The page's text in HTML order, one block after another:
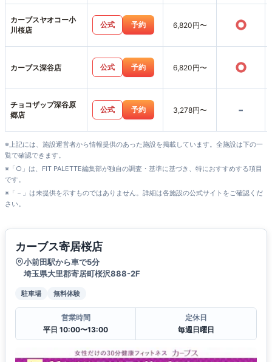
カーブスヤオコー小
川桜店
公式 予約 6,820円〜 ○
カーブス深谷店 公式 予約 6,820円〜 ○
チョコザップ深谷原
郷店
公式 予約 3,278円〜 -
※上記には、施設運営者から情報提供のあった施設を掲載しています。全施設は下の一
覧で確認できます。
※「○」は、FIT PALETTE編集部が独自の調査・基準に基づき、特におすすめする項目
です。
※「－」は未提供を示すものではありません。詳細は各施設の公式サイトをご確認くだ
さい。
カーブス寄居桜店
小前田駅から車で5分
埼玉県大里郡寄居町桜沢888-2F
駐車場 無料体験
営業時間
平日 10:00〜13:00
定休日
毎週日曜日